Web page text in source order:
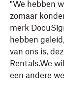
"We hebben
zomaar
merk
hebben
van ons is,
Rentals.We
een andere